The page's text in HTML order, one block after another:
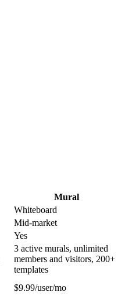
Mural
Whiteboard
Mid-market
Yes
3 active murals, unlimited
members and visitors, 200+
templates
$9.99/user/mo